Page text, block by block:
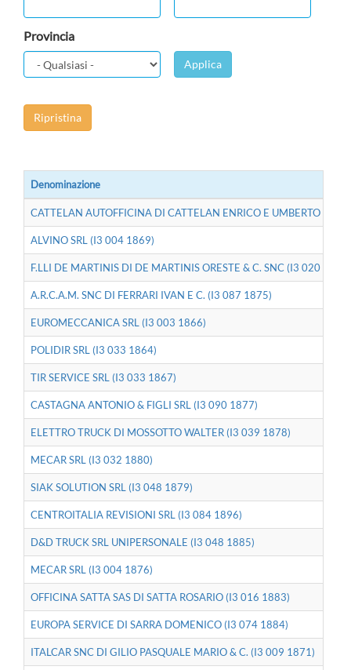
Provincia
Applica
Ripristina
Denominazione
CATTELAN AUTOFFICINA DI CATTELAN ENRICO E UMBERTO SAS
ALVINO SRL (I3 004 1869)
F.LLI DE MARTINIS DI DE MARTINIS ORESTE & C. SNC (I3 020 1874)
A.R.C.A.M. SNC DI FERRARI IVAN E C. (I3 087 1875)
EUROMECCANICA SRL (I3 003 1866)
POLIDIR SRL (I3 033 1864)
TIR SERVICE SRL (I3 033 1867)
CASTAGNA ANTONIO & FIGLI SRL (I3 090 1877)
ELETTRO TRUCK DI MOSSOTTO WALTER (I3 039 1878)
MECAR SRL (I3 032 1880)
SIAK SOLUTION SRL (I3 048 1879)
CENTROITALIA REVISIONI SRL (I3 084 1896)
D&D TRUCK SRL UNIPERSONALE (I3 048 1885)
MECAR SRL (I3 004 1876)
OFFICINA SATTA SAS DI SATTA ROSARIO (I3 016 1883)
EUROPA SERVICE DI SARRA DOMENICO (I3 074 1884)
ITALCAR SNC DI GILIO PASQUALE MARIO & C. (I3 009 1871)